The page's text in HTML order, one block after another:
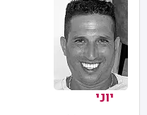
יוני